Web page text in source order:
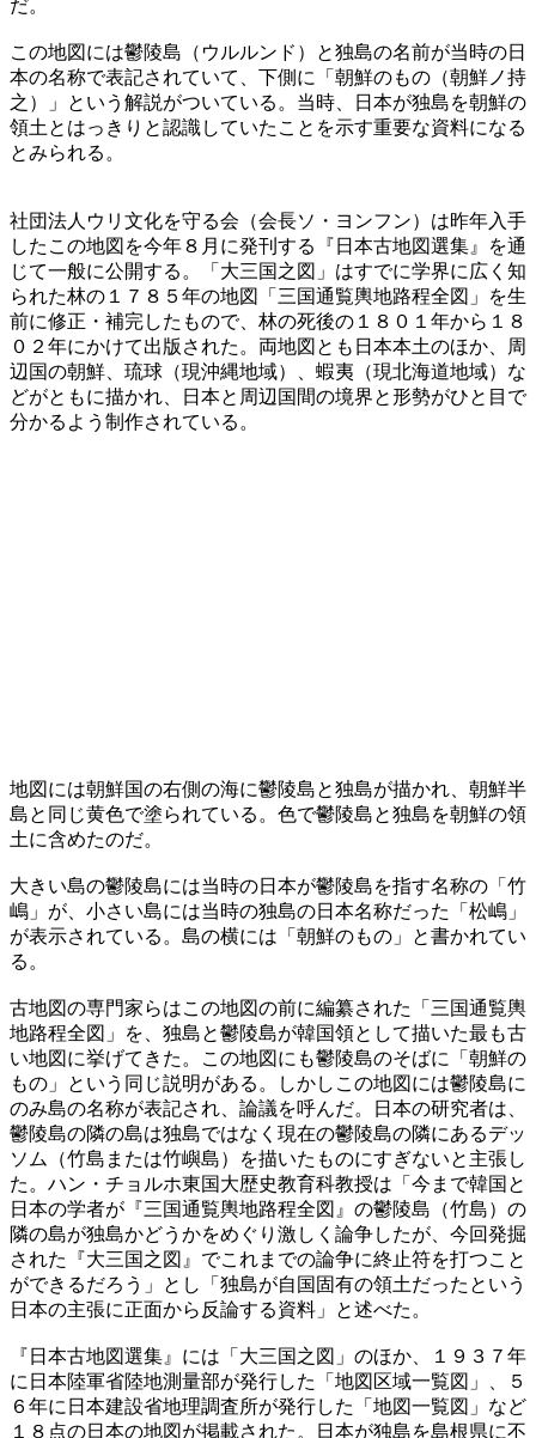
だ。
この地図には鬱陵島（ウルルンド）と独島の名前が当時の日
本の名称で表記されていて、下側に「朝鮮のもの（朝鮮ノ持
之）」という解説がついている。当時、日本が独島を朝鮮の
領土とはっきりと認識していたことを示す重要な資料になる
とみられる。
社団法人ウリ文化を守る会（会長ソ・ヨンフン）は昨年入手
したこの地図を今年８月に発刊する『日本古地図選集』を通
じて一般に公開する。「大三国之図」はすでに学界に広く知
られた林の１７８５年の地図「三国通覧輿地路程全図」を生
前に修正・補完したもので、林の死後の１８０１年から１８
０２年にかけて出版された。両地図とも日本本土のほか、周
辺国の朝鮮、琉球（現沖縄地域）、蝦夷（現北海道地域）な
どがともに描かれ、日本と周辺国間の境界と形勢がひと目で
分かるよう制作されている。
地図には朝鮮国の右側の海に鬱陵島と独島が描かれ、朝鮮半
島と同じ黄色で塗られている。色で鬱陵島と独島を朝鮮の領
土に含めたのだ。
大きい島の鬱陵島には当時の日本が鬱陵島を指す名称の「竹
嶋」が、小さい島には当時の独島の日本名称だった「松嶋」
が表示されている。島の横には「朝鮮のもの」と書かれてい
る。
古地図の専門家らはこの地図の前に編纂された「三国通覧輿
地路程全図」を、独島と鬱陵島が韓国領として描いた最も古
い地図に挙げてきた。この地図にも鬱陵島のそばに「朝鮮の
もの」という同じ説明がある。しかしこの地図には鬱陵島に
のみ島の名称が表記され、論議を呼んだ。日本の研究者は、
鬱陵島の隣の島は独島ではなく現在の鬱陵島の隣にあるデッ
ソム（竹島または竹嶼島）を描いたものにすぎないと主張し
た。ハン・チョルホ東国大歴史教育科教授は「今まで韓国と
日本の学者が『三国通覧輿地路程全図』の鬱陵島（竹島）の
隣の島が独島かどうかをめぐり激しく論争したが、今回発掘
された『大三国之図』でこれまでの論争に終止符を打つこと
ができるだろう」とし「独島が自国固有の領土だったという
日本の主張に正面から反論する資料」と述べた。
『日本古地図選集』には「大三国之図」のほか、１９３７年
に日本陸軍省陸地測量部が発行した「地図区域一覧図」、５
６年に日本建設省地理調査所が発行した「地図一覧図」など
１８点の日本の地図が掲載された。日本が独島を島根県に不